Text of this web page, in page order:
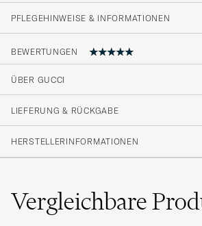
PFLEGEHINWEISE & INFORMATIONEN
BEWERTUNGEN
God kvalitet, hurtig levering.
FILIP N GEKAUFT AM AUF
ÜBER GUCCI
LIEFERUNG & RÜCKGABE
HERSTELLERINFORMATIONEN
Vergleichbare